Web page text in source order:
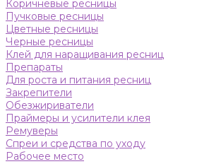
Коричневые ресницы
Пучковые ресницы
Цветные ресницы
Черные ресницы
Клей для наращивания ресниц
Препараты
Для роста и питания ресниц
Закрепители
Обезжириватели
Праймеры и усилители клея
Ремуверы
Спреи и средства по уходу
Рабочее место